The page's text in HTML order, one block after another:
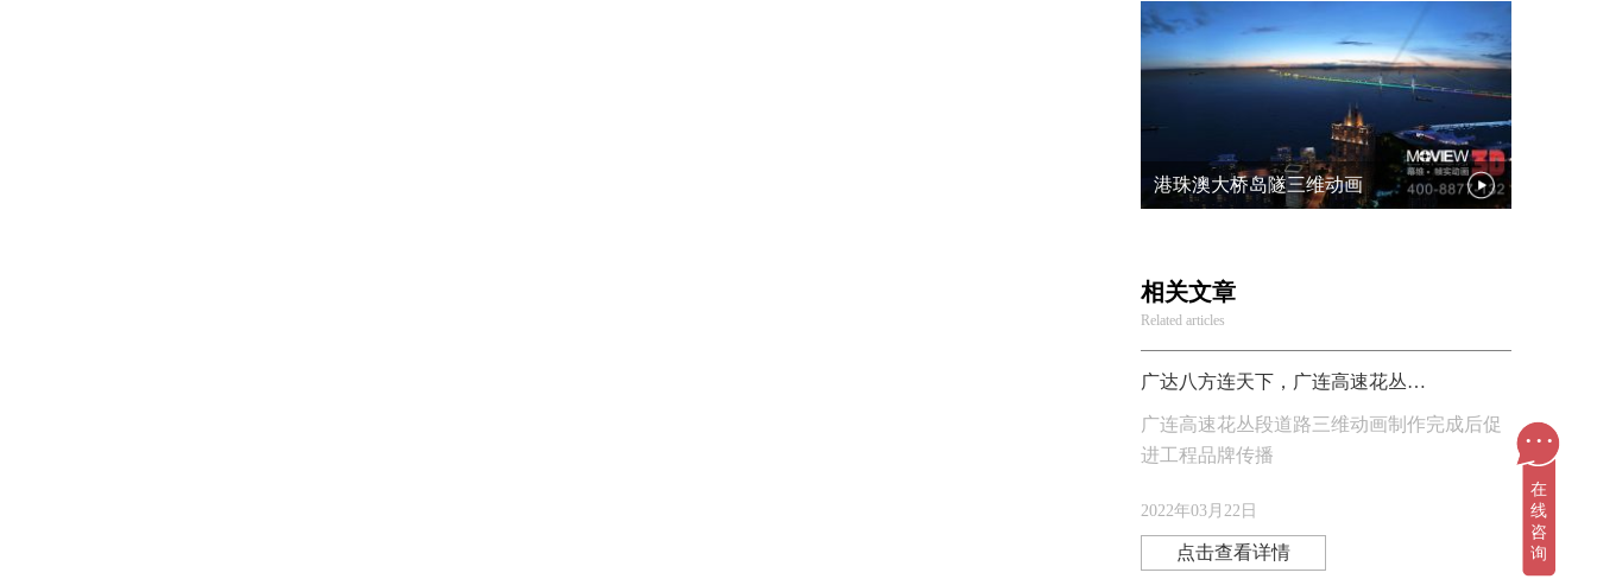
港珠澳大桥岛隧三维动画
相关文章
Related articles
广达八方连天下，广连高速花丛段道路三维动画
广连高速花丛段道路三维动画制作完成后促
进工程品牌传播
2022年03月22日
点击查看详情
...
在
线
咨
询